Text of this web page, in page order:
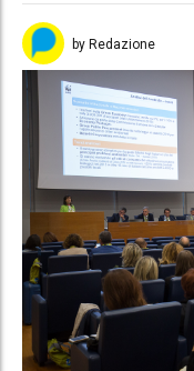
by Redazione